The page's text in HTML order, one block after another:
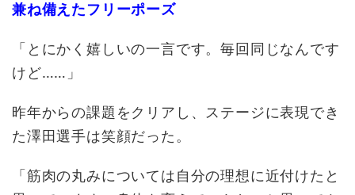
兼ね備えたフリーポーズ
「とにかく嬉しいの一言です。毎回同じなんです
けど……」
昨年からの課題をクリアし、ステージに表現でき
た澤田選手は笑顔だった。
「筋肉の丸みについては自分の理想に近付けたと